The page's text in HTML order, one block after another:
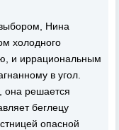
Нина
холодного
и иррациональным
в угол.
она решается
беглецу
опасной